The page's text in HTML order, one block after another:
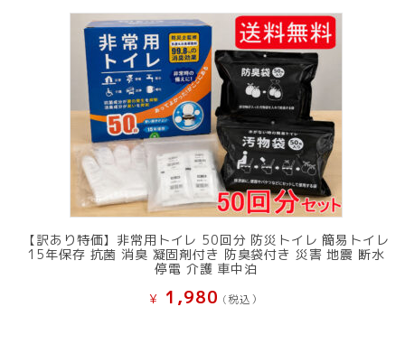
【訳あり特価】非常用トイレ 50回分 防災トイレ 簡易トイレ
15年保存 抗菌 消臭 凝固剤付き 防臭袋付き 災害 地震 断水
停電 介護 車中泊
¥ 1,980 (税込）